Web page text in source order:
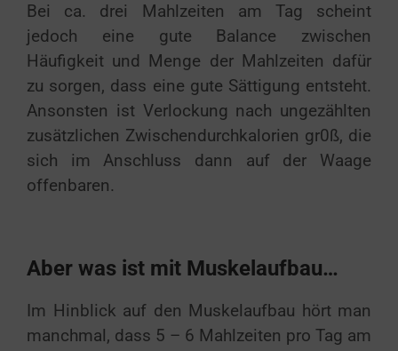
Bei ca. drei Mahlzeiten am Tag scheint
jedoch eine gute Balance zwischen
Häufigkeit und Menge der Mahlzeiten dafür
zu sorgen, dass eine gute Sättigung entsteht.
Ansonsten ist Verlockung nach ungezählten
zusätzlichen Zwischendurchkalorien gr0ß, die
sich im Anschluss dann auf der Waage
offenbaren.
Aber was ist mit Muskelaufbau…
Im Hinblick auf den Muskelaufbau hört man
manchmal, dass 5 – 6 Mahlzeiten pro Tag am